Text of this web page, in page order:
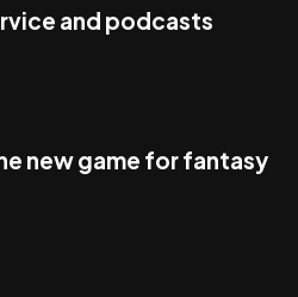
and podcasts
new game for fantasy